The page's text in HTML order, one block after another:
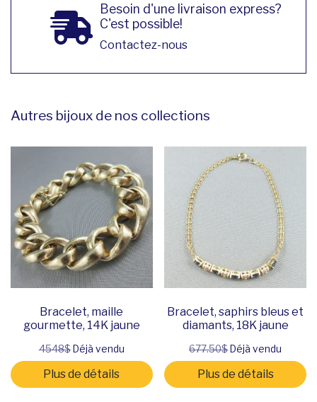
Besoin d'une livraison express?
C'est possible!
Contactez-nous
Autres bijoux de nos collections
Bracelet, maille
gourmette, 14K jaune
4548$Déjà vendu
Plus de détails
Bracelet, saphirs bleus et
diamants, 18K jaune
677.50$Déjà vendu
Plus de détails